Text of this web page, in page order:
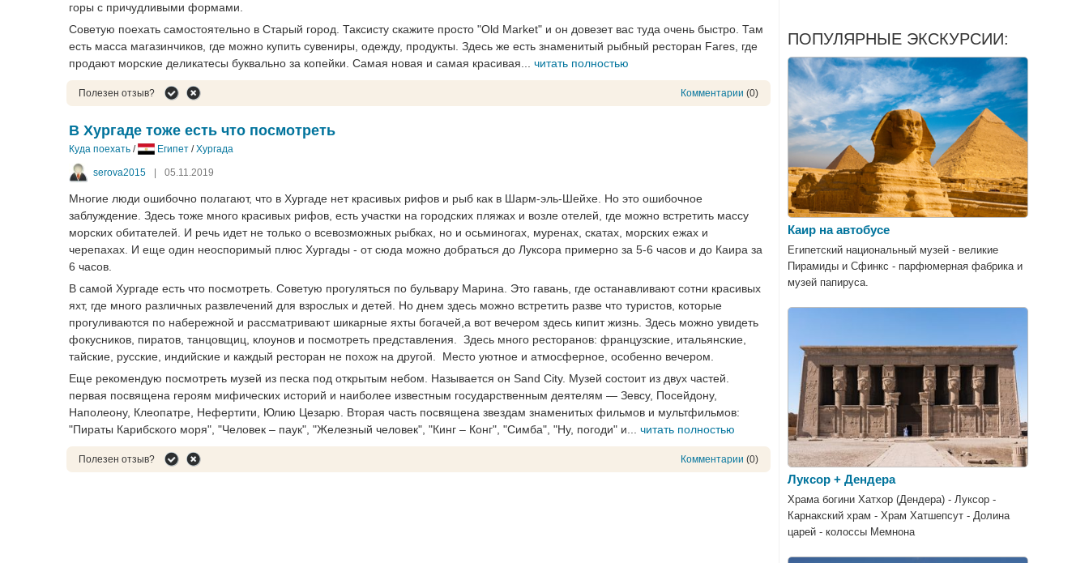
горы с причудливыми формами.
Советую поехать самостоятельно в Старый город. Таксисту скажите просто "Old Market" и он довезет вас туда очень быстро. Там
есть масса магазинчиков, где можно купить сувениры, одежду, продукты. Здесь же есть знаменитый рыбный ресторан Fares, где
продают морские деликатесы буквально за копейки. Самая новая и самая красивая... читать полностью
Полезен отзыв? Комментарии (0)
В Хургаде тоже есть что посмотреть
Куда поехать / Египет /Хургада
serova2015 05.11.2019
Многие люди ошибочно полагают, что в Хургаде нет красивых рифов и рыб как в Шарм-эль-Шейхе. Но это ошибочное
заблуждение. Здесь тоже много красивых рифов, есть участки на городских пляжах и возле отелей, где можно встретить массу
морских обитателей. И речь идет не только о всевозможных рыбках, но и осьминогах, муренах, скатах, морских ежах и
черепахах. И еще один неоспоримый плюс Хургады - от сюда можно добраться до Луксора примерно за 5-6 часов и до Каира за
6 часов.
В самой Хургаде есть что посмотреть. Советую прогуляться по бульвару Марина. Это гавань, где останавливают сотни красивых
яхт, где много различных развлечений для взрослых и детей. Но днем здесь можно встретить разве что туристов, которые
прогуливаются по набережной и рассматривают шикарные яхты богачей,а вот вечером здесь кипит жизнь. Здесь можно увидеть
фокусников, пиратов, танцовщиц, клоунов и посмотреть представления. Здесь много ресторанов: французские, итальянские,
тайские, русские, индийские и каждый ресторан не похож на другой. Место уютное и атмосферное, особенно вечером.
Еще рекомендую посмотреть музей из песка под открытым небом. Называется он Sand City. Музей состоит из двух частей.
первая посвящена героям мифических историй и наиболее известным государственным деятелям — Зевсу, Посейдону,
Наполеону, Клеопатре, Нефертити, Юлию Цезарю. Вторая часть посвящена звездам знаменитых фильмов и мультфильмов:
"Пираты Карибского моря", "Человек – паук", "Железный человек", "Кинг – Конг", "Симба", "Ну, погоди" и... читать полностью
Полезен отзыв? Комментарии (0)
ПОПУЛЯРНЫЕ ЭКСКУРСИИ:
Каир на автобусе
Египетский национальный музей - великие
Пирамиды и Сфинкс - парфюмерная фабрика и
музей папируса.
Луксор + Дендера
Храма богини Хатхор (Дендера) - Луксор -
Карнакский храм - Храм Хатшепсут - Долина
царей - колоссы Мемнона